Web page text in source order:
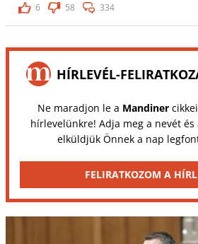
6
58 334
HÍRLEVÉL-
Ne maradjon le a Mandiner
hírlevelünkre! Adja meg a nevét
elküldjük Önnek a nap
FELIRATKOZOM A